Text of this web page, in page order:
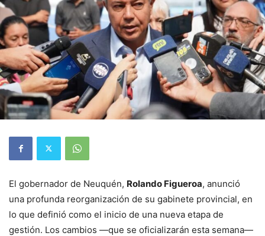
El gobernador de Neuquén, Rolando Figueroa, anunció
una profunda reorganización de su gabinete provincial, en
lo que definió como el inicio de una nueva etapa de
gestión. Los cambios —que se oficializarán esta semana—